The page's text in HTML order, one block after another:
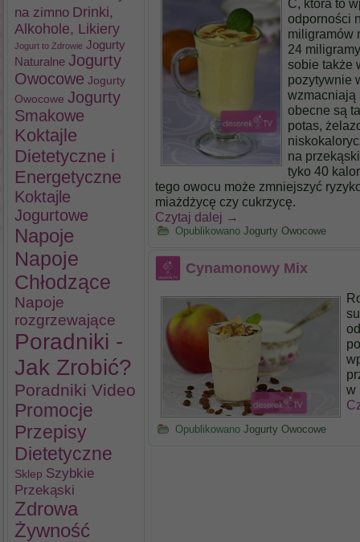
na zimno Drinki,
Alkohole, Likiery
Jogurt to Zdrowie Jogurty
Naturalne Jogurty
Owocowe Jogurty
Owocowe Jogurty
Smakowe
Koktajle
Dietetyczne i
Energetyczne
Koktajle
Jogurtowe
Napoje
Napoje
Chłodzące
Napoje
rozgrzewające
Poradniki -
Jak Zrobić?
Poradniki Video
Promocje
Przepisy
Dietetyczne
Sklep Szybkie
Przekąski
Zdrowa
Żywność
C, która to
odporności
miligramów
24
sobie także
pozytywnie
wzmacniają
obecne są
potas,
na
tyko 40
tego owocu może zmniejszyć
miażdżycę czy cukrzycę.
Czytaj dalej →
Opublikowano Jogurty Owocowe
Cynamonowy Mix
w
Opublikowano Jogurty Owocowe